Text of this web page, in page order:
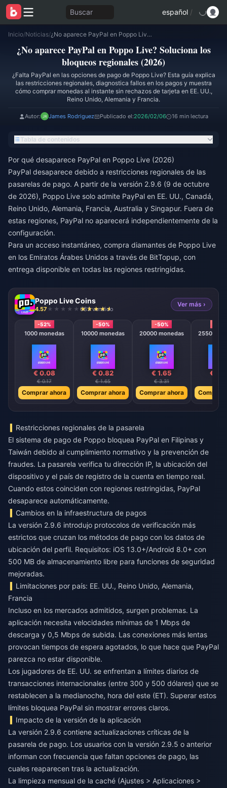
Buscar español /
Inicio/Noticias/ ¿No aparece PayPal en Poppo Live? Soluciona los bloqueos regionales (2026)
¿No aparece PayPal en Poppo Live? Soluciona los
bloqueos regionales (2026)
¿Falta PayPal en las opciones de pago de Poppo Live? Esta guía explica
las restricciones regionales, diagnostica fallos en los pagos y muestra
cómo comprar monedas al instante sin rechazos de tarjeta en EE. UU.,
Reino Unido, Alemania y Francia.
Autor: James Rodriguez Publicado el:2026/02/06 16 min lectura
Tabla de contenidos
Por qué desaparece PayPal en Poppo Live (2026)
PayPal desaparece debido a restricciones regionales de las
pasarelas de pago. A partir de la versión 2.9.6 (9 de octubre
de 2026), Poppo Live solo admite PayPal en EE. UU., Canadá,
Reino Unido, Alemania, Francia, Australia y Singapur. Fuera de
estas regiones, PayPal no aparecerá independientemente de la
configuración.
Para un acceso instantáneo, compra diamantes de Poppo Live
en los Emiratos Árabes Unidos a través de BitTopup, con
entrega disponible en todas las regiones restringidas.
Poppo Live Coins
4.57 683 vendido
Ver más ›
-52%
1000 monedas
€ 0.08
€ 0.17
Comprar ahora
-50%
10000 monedas
€ 0.82
€ 1.65
Comprar ahora
-50%
20000 monedas
€ 1.65
€ 3.31
Comprar ahora
25500
€
Comprar
Restricciones regionales de la pasarela
El sistema de pago de Poppo bloquea PayPal en Filipinas y
Taiwán debido al cumplimiento normativo y la prevención de
fraudes. La pasarela verifica tu dirección IP, la ubicación del
dispositivo y el país de registro de la cuenta en tiempo real.
Cuando estos coinciden con regiones restringidas, PayPal
desaparece automáticamente.
Cambios en la infraestructura de pagos
La versión 2.9.6 introdujo protocolos de verificación más
estrictos que cruzan los métodos de pago con los datos de
ubicación del perfil. Requisitos: iOS 13.0+/Android 8.0+ con
500 MB de almacenamiento libre para funciones de seguridad
mejoradas.
Limitaciones por país: EE. UU., Reino Unido, Alemania,
Francia
Incluso en los mercados admitidos, surgen problemas. La
aplicación necesita velocidades mínimas de 1 Mbps de
descarga y 0,5 Mbps de subida. Las conexiones más lentas
provocan tiempos de espera agotados, lo que hace que PayPal
parezca no estar disponible.
Los jugadores de EE. UU. se enfrentan a límites diarios de
transacciones internacionales (entre 300 y 500 dólares) que se
restablecen a la medianoche, hora del este (ET). Superar estos
límites bloquea PayPal sin mostrar errores claros.
Impacto de la versión de la aplicación
La versión 2.9.6 contiene actualizaciones críticas de la
pasarela de pago. Los usuarios con la versión 2.9.5 o anterior
informan con frecuencia que faltan opciones de pago, las
cuales reaparecen tras la actualización.
La limpieza mensual de la caché (Ajustes > Aplicaciones >